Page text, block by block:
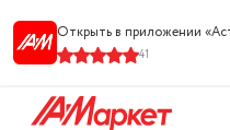
Открыть в приложении
41